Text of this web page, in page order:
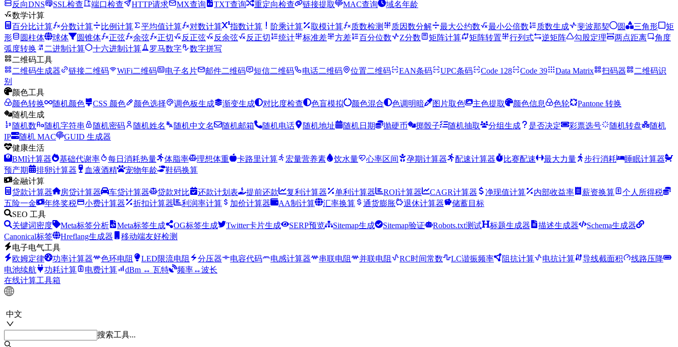
反向DNS
SSL检查 端口检查 HTTP请求 MX查询 TXT查询 重定向检查 链接提取 MAC查询
域名年龄
数学计算
百分比计算
分数计算 比例计算 平均值计算 对数计算 指数计算 阶乘计算 取模计算 质数检测 质因数分解 最大公约数 最小公倍数 质数生成 斐波那契 圆 三角形
矩
形
圆柱体 球体 圆锥体 正弦 余弦 正切 反正弦 反余弦 反正切 统计 标准差 方差 百分位数 Z分数 矩阵计算 矩阵转置 行列式 逆矩阵 勾股定理 两点距离
角度
弧度转换
二进制计算 十六进制计算 罗马数字
数字拼写
二维码工具
二维码生成器
链接二维码 WiFi二维码 电子名片 邮件二维码 短信二维码 电话二维码 位置二维码 EAN条码 UPC条码 Code 128 Code 39 Data Matrix 扫码器
二维码识
别
颜色工具
颜色转换
随机颜色 CSS 颜色 颜色选择 调色板生成 渐变生成 对比度检查 色盲模拟 颜色混合 色调明暗 图片取色 主色提取 颜色信息 色轮
Pantone 转换
随机生成
随机数
随机字符串 随机密码 随机姓名 随机中文名 随机邮箱 随机电话 随机地址 随机日期 抛硬币 掷骰子 随机抽取 分组生成 是否决定 彩票选号 随机转盘
随机
IP
随机 MAC
GUID 生成器
健康生活
BMI计算器
基础代谢率 每日消耗热量 体脂率 理想体重 卡路里计算 宏量营养素 饮水量 心率区间 孕期计算器 配速计算器 比赛配速 最大力量 步行消耗
睡眠计算器
预产期
排卵计算器 血液酒精 宠物年龄
鞋码换算
金融计算
贷款计算器
房贷计算器 车贷计算器 贷款对比 还款计划表 提前还款 复利计算器 单利计算器 ROI计算器 CAGR计算器 净现值计算 内部收益率 薪资换算
个人所得税
五险一金
年终奖税 小费计算器 折扣计算器 利润率计算 加价计算器 AA制计算 汇率换算 通货膨胀 退休计算器
储蓄目标
SEO 工具
关键词密度
Meta标签分析 Meta标签生成 OG标签生成 Twitter卡片生成 SERP预览 Sitemap生成 Sitemap验证 Robots.txt测试 标题生成器 描述生成器
Schema生成器
Canonical标签
Hreflang生成器
移动端友好检测
电子电气工具
欧姆定律
功率计算器 色环电阻 LED限流电阻 分压器 电容代码 电感计算器 串联电阻 并联电阻 RC时间常数 LC谐振频率 阻抗计算 电抗计算 导线截面积
线路压降
电池续航
功耗计算 电费计算 dBm ↔ 瓦特
频率↔波长
在线计算工具箱
中文
搜索工具...